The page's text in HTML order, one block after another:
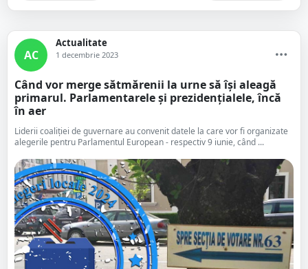
AC
Actualitate
1 decembrie 2023
Când vor merge sătmărenii la urne să își aleagă
primarul. Parlamentarele și prezidențialele, încă
în aer
Liderii coaliției de guvernare au convenit datele la care vor fi organizate
alegerile pentru Parlamentul European - respectiv 9 iunie, când ...